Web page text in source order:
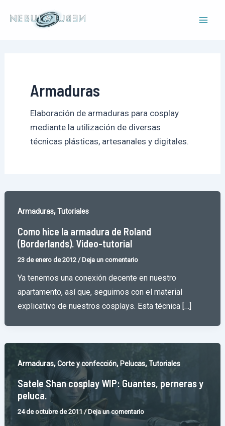
Armaduras
Elaboración de armaduras para cosplay
mediante la utilización de diversas
técnicas plásticas, artesanales y digitales.
Armaduras,Tutoriales
Como hice la armadura de Roland
(Borderlands). Video-tutorial
23 de enero de 2012 /Deja un comentario
Ya tenemos una conexión decente en nuestro
apartamento, así que, seguimos con el material
explicativo de nuestros cosplays. Esta técnica […]
Armaduras,Corte y confección, Pelucas,Tutoriales
Satele Shan cosplay WIP: Guantes, perneras y
peluca.
24 de octubre de 2011/Deja un comentario